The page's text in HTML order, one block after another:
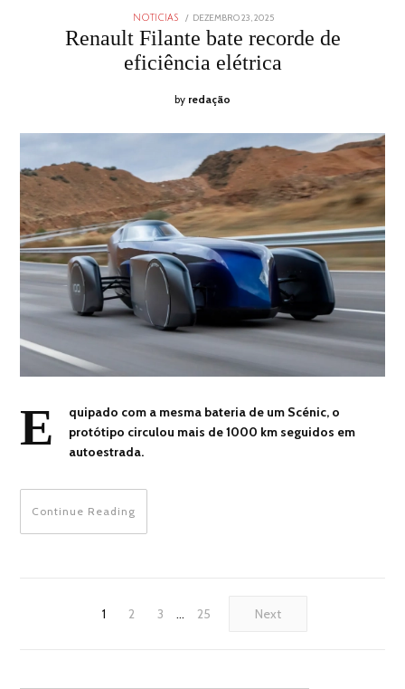
NOTICIAS
POSTED
DEZEMBRO 23, 2025
2025
Renault Filante bate recorde de
eficiência elétrica
by redação
E
quipado com a mesma bateria de um Scénic, o
protótipo circulou mais de 1000 km seguidos em
autoestrada.
Continue Reading
1 2 3 … 25 Next